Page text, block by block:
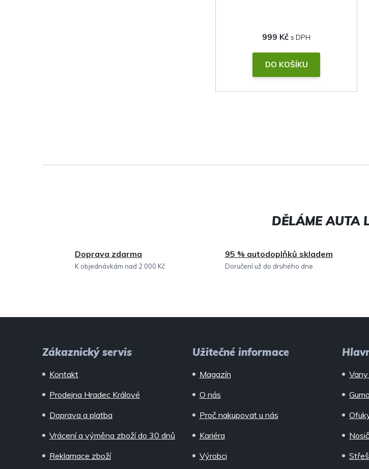
999 Kč
DO KOŠÍKU
Doprava zdarma
K objednávkám nad 2 000 Kč
95 % autodoplňků skladem
Doručení už do druhého dne
Zákaznický servis
Kontakt
Prodejna Hradec Králové
Doprava a platba
Vrácení a výměna zboží do 30 dnů
Reklamace zboží
Užitečné informace
Magazín
O nás
Proč nakupovat u nás
Kariéra
Výrobci